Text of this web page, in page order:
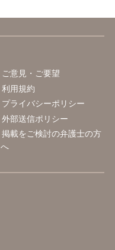
ご意見・ご要望
利用規約
プライバシーポリシー
外部送信ポリシー
掲載をご検討の弁護士の方
へ